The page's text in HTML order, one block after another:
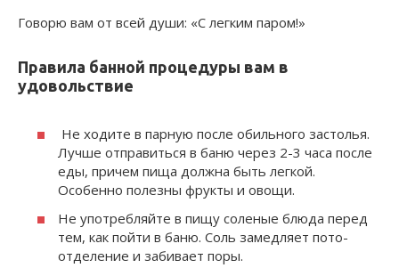
Говорю вам от всей души: «С легким паром!»
Правила банной процедуры вам в
удовольствие
Не ходите в парную после обильного застолья.
Лучше от­правиться в баню через 2-3 часа после
еды, причем пища должна быть легкой.
Особенно полезны фрукты и овощи.
Не употребляйте в пищу со­леные блюда перед
тем, как пой­ти в баню. Соль замедляет пото­
отделение и забивает поры.